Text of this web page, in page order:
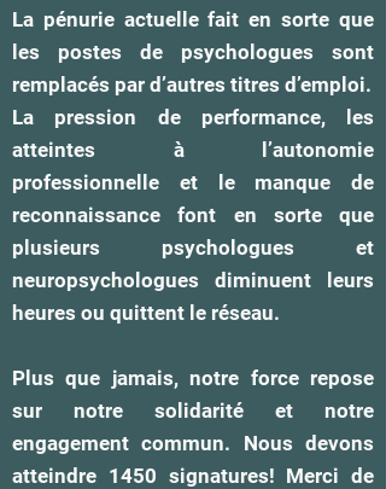
La pénurie actuelle fait en sorte que
les postes de psychologues sont
remplacés par d’autres titres d’emploi.
La pression de performance, les
atteintes à l’autonomie
professionnelle et le manque de
reconnaissance font en sorte que
plusieurs psychologues et
neuropsychologues diminuent leurs
heures ou quittent le réseau.
Plus que jamais, notre force repose
sur notre solidarité et notre
engagement commun. Nous devons
atteindre 1450 signatures! Merci de